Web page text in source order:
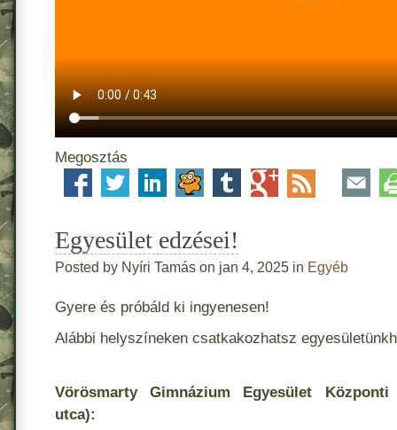
Megosztás
Egyesület edzései!
Posted by Nyíri Tamás on jan 4, 2025 in Egyéb
Gyere és próbáld ki ingyenesen!
Alábbi helyszíneken csatkakozhatsz
Vörösmarty Gimnázium Egyesület Központi
utca):